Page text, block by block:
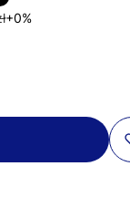
+0%